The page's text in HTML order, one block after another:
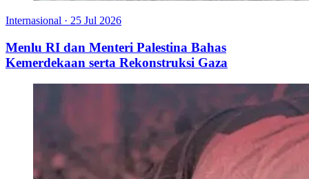
Internasional · 25 Jul 2026
Menlu RI dan Menteri Palestina Bahas
Kemerdekaan serta Rekonstruksi Gaza